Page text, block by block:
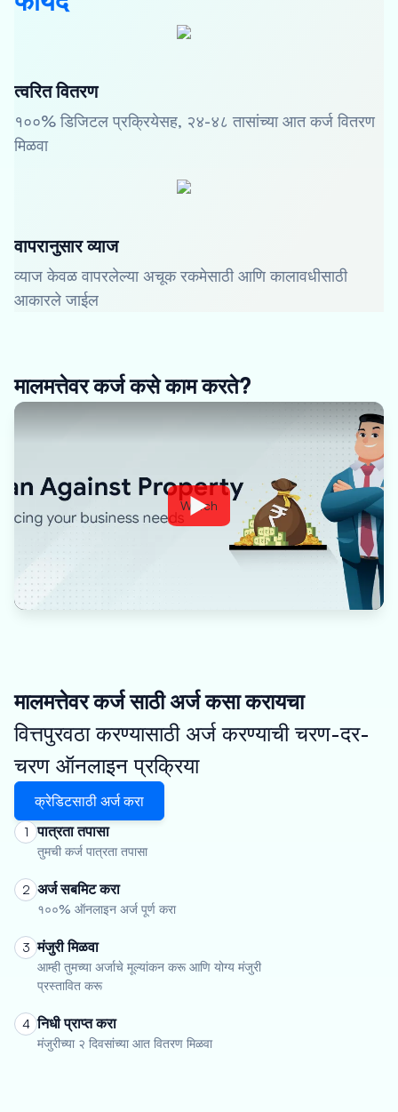
त्वरित वितरण
१००% डिजिटल प्रक्रियेसह, २४-४८ तासांच्या आत कर्ज वितरण
मिळवा
वापरानुसार व्याज
व्याज केवळ वापरलेल्या अचूक रकमेसाठी आणि कालावधीसाठी
आकारले जाईल
मालमत्तेवर कर्ज कसे काम करते?
Watch
मालमत्तेवर कर्ज साठी अर्ज कसा करायचा
वित्तपुरवठा करण्यासाठी अर्ज करण्याची चरण-दर-
चरण ऑनलाइन प्रक्रिया
क्रेडिटसाठी अर्ज करा
1 पात्रता तपासा
तुमची कर्ज पात्रता तपासा
2 अर्ज सबमिट करा
१००% ऑनलाइन अर्ज पूर्ण करा
3 मंजुरी मिळवा
आम्ही तुमच्या अर्जाचे मूल्यांकन करू आणि योग्य मंजुरी
प्रस्तावित करू
4 निधी प्राप्त करा
मंजुरीच्या २ दिवसांच्या आत वितरण मिळवा